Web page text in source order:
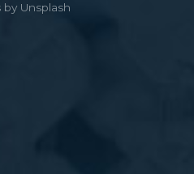
Unsplash